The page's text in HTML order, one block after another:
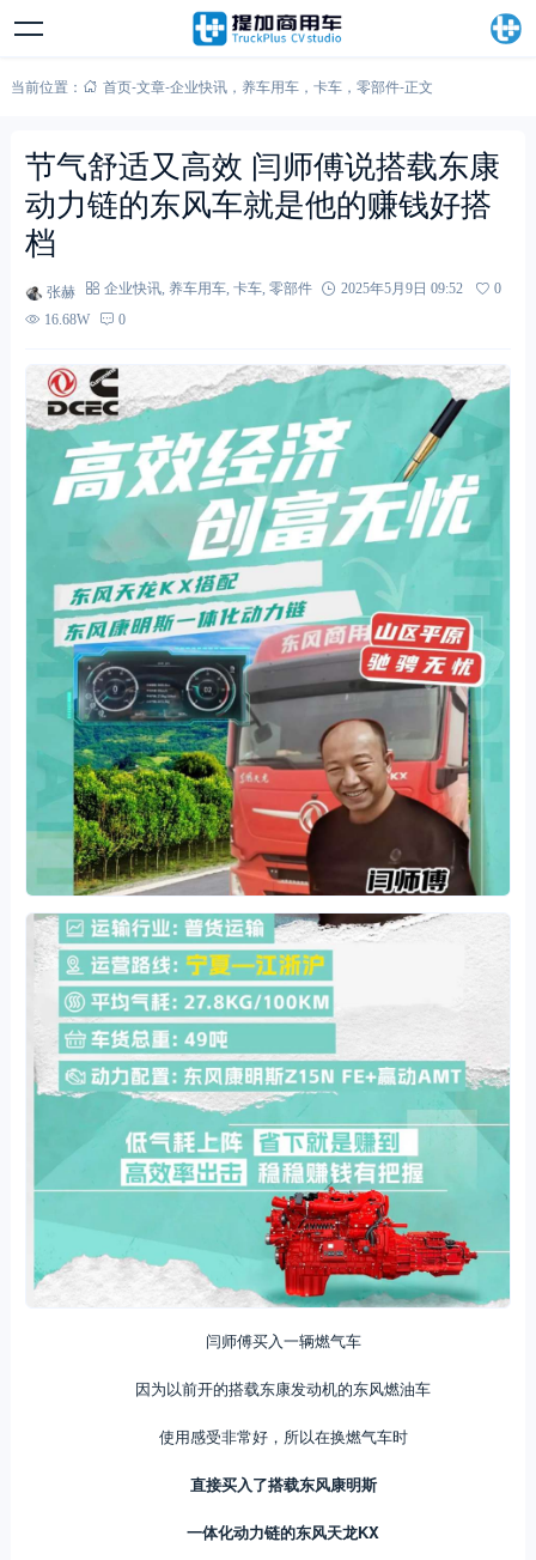
当前位置： 首页-文章-企业快讯， 养车用车， 卡车， 零部件-正文
节气舒适又高效 闫师傅说搭载东康
动力链的东风车就是他的赚钱好搭
档
张赫 企业快讯, 养车用车, 卡车, 零部件 2025年5月9日 09:52
0
16.68W
0
闫师傅买入一辆燃气车
因为以前开的搭载东康发动机的东风燃油车
使用感受非常好，所以在换燃气车时
直接买入了搭载东风康明斯
一体化动力链的东风天龙KX